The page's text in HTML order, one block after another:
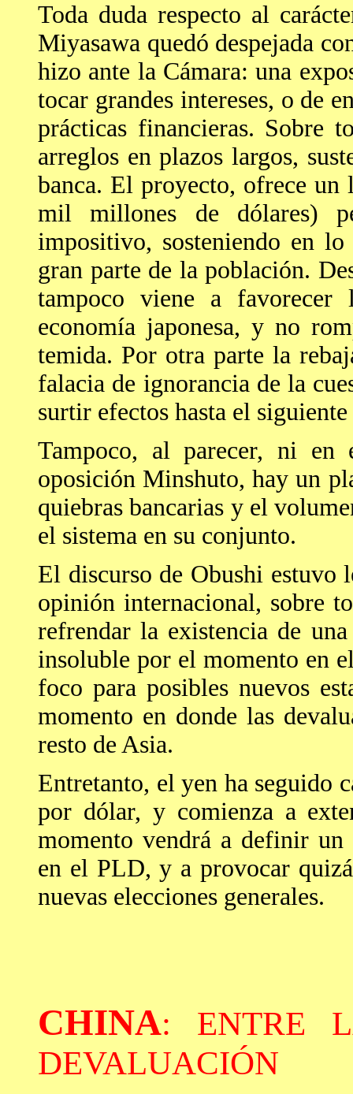
Toda duda respecto al
Miyasawa quedó despejada
hizo ante la Cámara: una
tocar grandes intereses, o de
prácticas financieras. Sobre
arreglos en plazos largos,
banca. El proyecto, ofrece un
mil millones de dólares)
impositivo, sosteniendo en
gran parte de la población.
tampoco viene a favorecer
economía japonesa, y no
temida. Por otra parte la
falacia de ignorancia de la
surtir efectos hasta el siguiente
Tampoco, al parecer, ni
oposición Minshuto, hay un
quiebras bancarias y el
el sistema en su conjunto.
El discurso de Obushi estuvo
opinión internacional, sobre
refrendar la existencia de
insoluble por el momento en
foco para posibles nuevos
momento en donde las
resto de Asia.
Entretanto, el yen ha seguido
por dólar, y comienza a
momento vendrá a definir
en el PLD, y a provocar
nuevas elecciones generales.
CHINA: ENTRE
DEVALUACIÓN